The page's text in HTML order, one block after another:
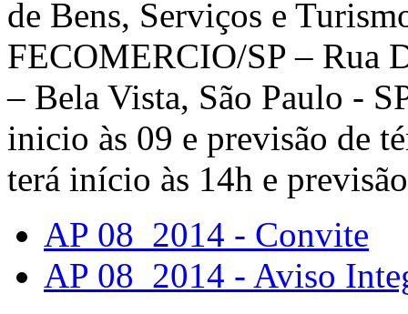
de Bens, Serviços e
FECOMERCIO/SP – Rua
– Bela Vista, São Paulo -
inicio às 09 e previsão de
terá início às 14h e
AP 08_2014 - Convite
AP 08_2014 - Aviso